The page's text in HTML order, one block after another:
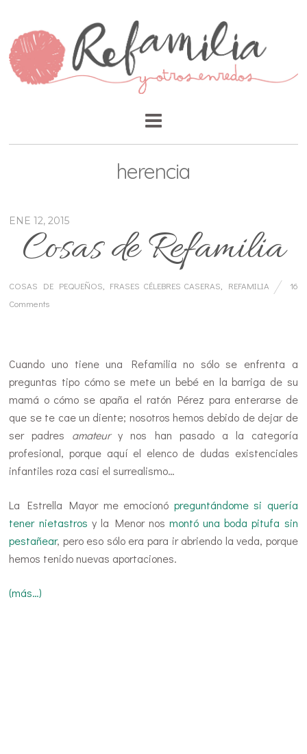
herencia
ENE 12, 2015
Cosas de Refamilia
COSAS DE PEQUEÑOS FRASES CÉLEBRES CASERAS REFAMILIA
16
Comments
Cuando uno tiene una Refamilia no sólo se enfrenta a
preguntas tipo cómo se mete un bebé en la barriga de su
mamá o cómo se apaña el ratón Pérez para enterarse de
que se te cae un diente; nosotros hemos debido de dejar de
ser padres amateury nos han pasado a la categoría
profesional, porque aquí el elenco de dudas existenciales
infantiles roza casi el surrealismo…
La Estrella Mayor me emocionó preguntándome si quería
tener nietastros y la Menor nosmontó una boda pitufa sin
pestañear, pero eso sólo era para ir abriendo la veda, porque
hemos tenido nuevas aportaciones.
(más…)